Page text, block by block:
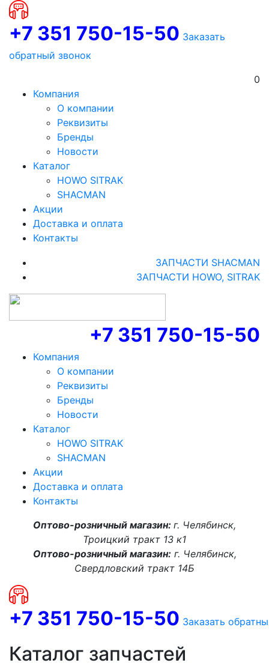
+7 351 750-15-50 Заказать
обратный звонок
0
Компания
О компании
Реквизиты
Бренды
Новости
Каталог
HOWO SITRAK
SHACMAN
Акции
Доставка и оплата
Контакты
ЗАПЧАСТИ SHACMAN
ЗАПЧАСТИ HOWO, SITRAK
+7 351 750-15-50
Компания
О компании
Реквизиты
Бренды
Новости
Каталог
HOWO SITRAK
SHACMAN
Акции
Доставка и оплата
Контакты
Оптово-розничный магазин: г. Челябинск,
Троицкий тракт 13 к1
Оптово-розничный магазин:г. Челябинск,
Свердловский тракт 14Б
+7 351 750-15-50 Заказать
Каталог запчастей